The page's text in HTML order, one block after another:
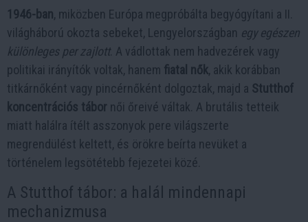
1946-ban, miközben Európa megpróbálta begyógyítani a II.
világháború okozta sebeket, Lengyelországban egy egészen
különleges per zajlott. A vádlottak nem hadvezérek vagy
politikai irányítók voltak, hanem fiatal nők, akik korábban
titkárnőként vagy pincérnőként dolgoztak, majd a Stutthof
koncentrációs tábor női őreivé váltak. A brutális tetteik
miatt halálra ítélt asszonyok pere világszerte
megrendülést keltett, és örökre beírta nevüket a
történelem legsötétebb fejezetei közé.
A Stutthof tábor: a halál mindennapi
mechanizmusa